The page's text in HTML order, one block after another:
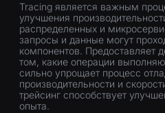
Tracing является важным
улучшения
распределенных и
запросы и данные могут
компонентов. Предоставляет
том, какие операции
сильно упрощает процесс
производительности и
трейсинг способствует
опыта.